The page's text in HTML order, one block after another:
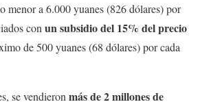
menor a 6.000 yuanes (826 dólares) por
con un subsidio del 15% del precio
de 500 yuanes (68 dólares) por cada
se vendieron más de 2 millones de